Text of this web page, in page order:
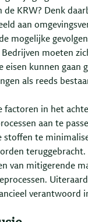
de KRW? Denk
aan
mogelijke
moeten
eisen kunnen gaan
als reeds
factoren in het
aan te
stoffen te
van mitigerende
verantwoord